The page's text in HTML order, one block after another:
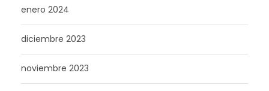
enero 2024
diciembre 2023
noviembre 2023